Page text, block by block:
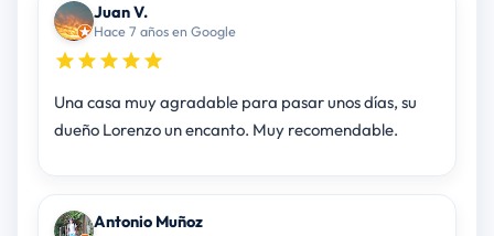
Juan V.
Hace 7 años en Google
Una casa muy agradable para pasar unos días, su
dueño Lorenzo un encanto. Muy recomendable.
Antonio Muñoz